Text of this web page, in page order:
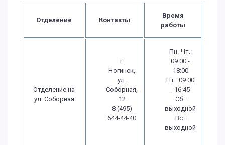
Отделение Контакты
Время
работы
Отделение на
ул. Соборная
г.
Ногинск,
ул.
Соборная,
12
8 (495)
644-44-40
Пн.-Чт.:
09:00 -
18:00
Пт.: 09:00
- 16:45
Сб.:
выходной
Вс.:
выходной